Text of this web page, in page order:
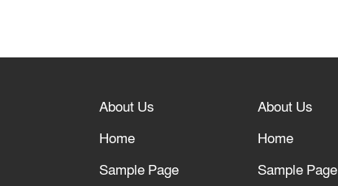
About Us
Home
Sample Page
About Us
Home
Sample Page